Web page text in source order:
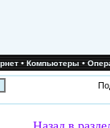
•Компьютеры•